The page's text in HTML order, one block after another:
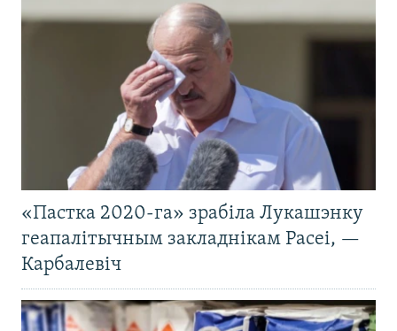
«Пастка 2020-га» зрабіла Лукашэнку
геапалітычным закладнікам Расеі, —
Карбалевіч